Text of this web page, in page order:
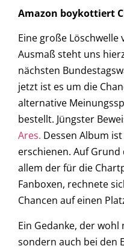
Amazon boykottiert
Eine große
Ausmaß steht uns
nächsten
jetzt ist es um die
alternative
bestellt. Jüngster
Ares. Dessen Album
erschienen. Auf
allem der für die
Fanboxen, rechnete
Chancen auf einen
Ein Gedanke, der
sondern auch bei den